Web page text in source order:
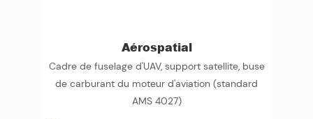
Aérospatial
Cadre de fuselage d'UAV, support satellite, buse
de carburant du moteur d'aviation (standard
AMS 4027)